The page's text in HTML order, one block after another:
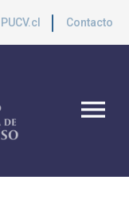
PUCV.cl Contacto
menu